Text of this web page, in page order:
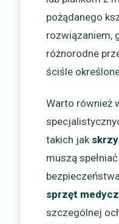
pożądanego
rozwiązaniem,
różnorodne
ściśle
Warto również
takich jak
muszą
sprzęt
szczególnej